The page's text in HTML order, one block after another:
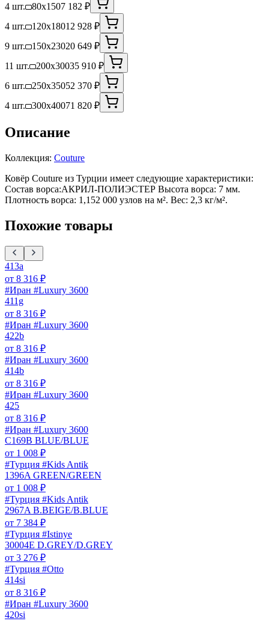
4 шт. 80x1507 182 ₽
4 шт.
120x18012 928 ₽
9 шт.
150x23020 649 ₽
11 шт.
200x30035 910 ₽
6 шт.
250x35052 370 ₽
4 шт.
300x40071 820 ₽
Описание
Коллекция: Couture
Ковёр Couture из Турции имеет следующие характеристики:
Состав ворса:АКРИЛ-ПОЛИЭСТЕР Высота ворса: 7 мм.
Плотность ворса: 1,152 000 узлов на м². Вес: 2,3 кг/м².
Похожие товары
413a
от 8 316 ₽
#Иран #Luxury 3600
411g
от 8 316 ₽
#Иран #Luxury 3600
422b
от 8 316 ₽
#Иран #Luxury 3600
414b
от 8 316 ₽
#Иран #Luxury 3600
425
от 8 316 ₽
#Иран #Luxury 3600
C169B BLUE/BLUE
от 1 008 ₽
#Турция #Kids Antik
1396A GREEN/GREEN
от 1 008 ₽
#Турция #Kids Antik
2967A B.BEIGE/B.BLUE
от 7 384 ₽
#Турция #Istinye
30004E D.GREY/D.GREY
от 3 276 ₽
#Турция #Otto
414si
от 8 316 ₽
#Иран #Luxury 3600
420si